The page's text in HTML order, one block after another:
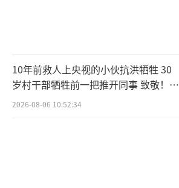
10年前救人上央视的小伙抗洪牺牲 30
岁村干部牺牲前一把推开同事 致敬！送
别！
2026-08-06 10:52:34